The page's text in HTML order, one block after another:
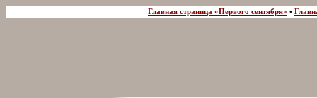
Главная страница «Первого сентября» •